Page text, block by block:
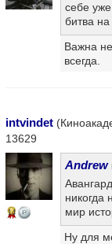
себе
битва на
Важна
всегда.
intvindet
13629
14
Andrew
никогда
мир
Ну для